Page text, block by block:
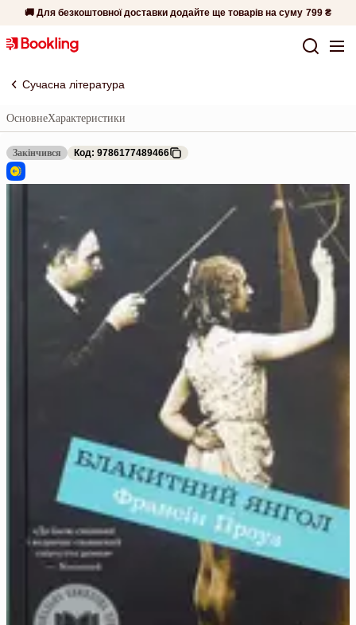
🚚 Для безкоштовної доставки додайте ще товарів на суму 799 ₴
Сучасна література
ОсновнеХарактеристики
Закінчився Код: 9786177489466